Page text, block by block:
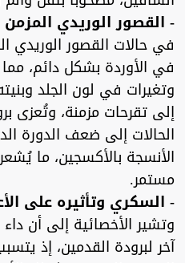
- القصور الوريدي
في حالات القصور الوريدي
في الأوردة بشكل دائم،
وتغيرات في لون الجلد
إلى تقرحات مزمنة، وتُعزى
الحالات إلى ضعف الدورة
الأنسجة بالأكسجين، ما
مستمر.
- السكري وتأثيره على
وتشير الأخصائية إلى أن
آخر لبرودة القدمين، إذ